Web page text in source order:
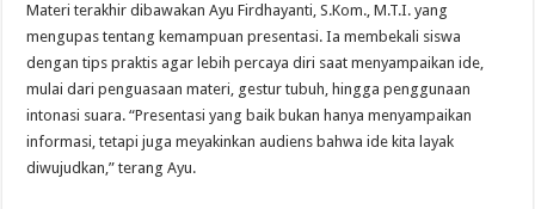
Materi terakhir dibawakan Ayu Firdhayanti, S.Kom., M.T.I. yang
mengupas tentang kemampuan presentasi. Ia membekali siswa
dengan tips praktis agar lebih percaya diri saat menyampaikan ide,
mulai dari penguasaan materi, gestur tubuh, hingga penggunaan
intonasi suara. “Presentasi yang baik bukan hanya menyampaikan
informasi, tetapi juga meyakinkan audiens bahwa ide kita layak
diwujudkan,” terang Ayu.